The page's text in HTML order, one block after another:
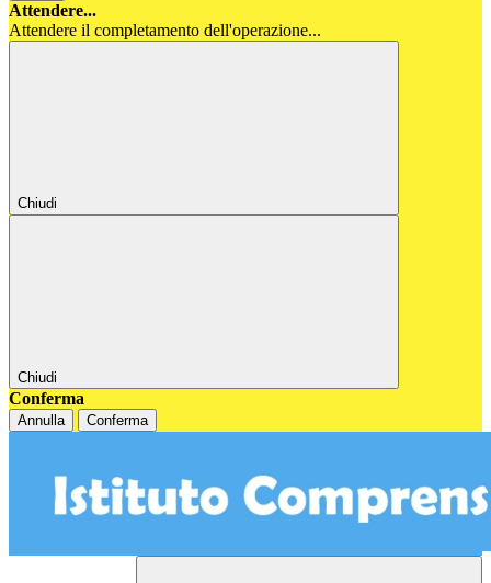
Attendere...
Attendere il completamento dell'operazione...
Chiudi
Chiudi
Conferma
Annulla Conferma